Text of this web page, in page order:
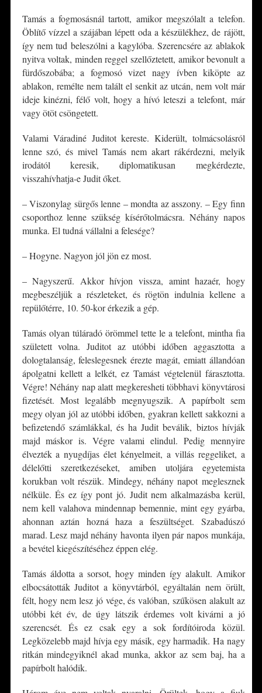
Tamás a fogmosásnál tartott, amikor megszólalt a telefon.
Öblítő vízzel a szájában lépett oda a készülékhez, de rájött,
így nem tud beleszólni a kagylóba. Szerencsére az ablakok
nyitva voltak, minden reggel szellőztetett, amikor bevonult a
fürdőszobába; a fogmosó vizet nagy ívben kiköpte az
ablakon, remélte nem talált el senkit az utcán, nem volt már
ideje kinézni, félő volt, hogy a hívó leteszi a telefont, már
vagy ötöt csöngetett.
Valami Váradiné Juditot kereste. Kiderült, tolmácsolásról
lenne szó, és mivel Tamás nem akart rákérdezni, melyik
irodától keresik, diplomatikusan megkérdezte,
visszahívhatja-e Judit őket.
– Viszonylag sürgős lenne – mondta az asszony. – Egy finn
csoporthoz lenne szükség kísérőtolmácsra. Néhány napos
munka. El tudná vállalni a felesége?
– Hogyne. Nagyon jól jön ez most.
– Nagyszerű. Akkor hívjon vissza, amint hazaér, hogy
megbeszéljük a részleteket, és rögtön indulnia kellene a
repülőtérre, 10. 50-kor érkezik a gép.
Tamás olyan túláradó örömmel tette le a telefont, mintha fia
született volna. Juditot az utóbbi időben aggasztotta a
dologtalanság, feleslegesnek érezte magát, emiatt állandóan
ápolgatni kellett a lelkét, ez Tamást végtelenül fárasztotta.
Végre! Néhány nap alatt megkeresheti többhavi könyvtárosi
fizetését. Most legalább megnyugszik. A papírbolt sem
megy olyan jól az utóbbi időben, gyakran kellett sakkozni a
befizetendő számlákkal, és ha Judit beválik, biztos hívják
majd máskor is. Végre valami elindul. Pedig mennyire
élvezték a nyugdíjas élet kényelmeit, a villás reggeliket, a
délelőtti szeretkezéseket, amiben utoljára egyetemista
korukban volt részük. Mindegy, néhány napot meglesznek
nélküle. És ez így pont jó. Judit nem alkalmazásba kerül,
nem kell valahova mindennap bemennie, mint egy gyárba,
ahonnan aztán hozná haza a feszültséget. Szabadúszó
marad. Lesz majd néhány havonta ilyen pár napos munkája,
a bevétel kiegészítéséhez éppen elég.
Tamás áldotta a sorsot, hogy minden így alakult. Amikor
elbocsátották Juditot a könyvtárból, egyáltalán nem örült,
félt, hogy nem lesz jó vége, és valóban, szűkösen alakult az
utóbbi két év, de úgy látszik érdemes volt kivárni a jó
szerencsét. És ez csak egy a sok fordítóiroda közül.
Legközelebb majd hívja egy másik, egy harmadik. Ha nagy
ritkán mindegyiknél akad munka, akkor az sem baj, ha a
papírbolt halódik.